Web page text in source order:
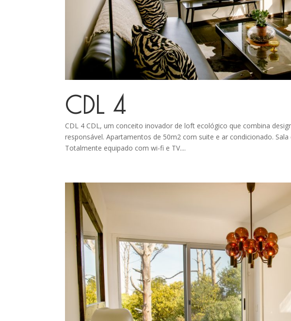
CDL 4
CDL 4 CDL, um conceito inovador de loft ecológico que combina
responsável. Apartamentos de 50m2 com suite e ar condicionado.
Totalmente equipado com wi-fi e TV....